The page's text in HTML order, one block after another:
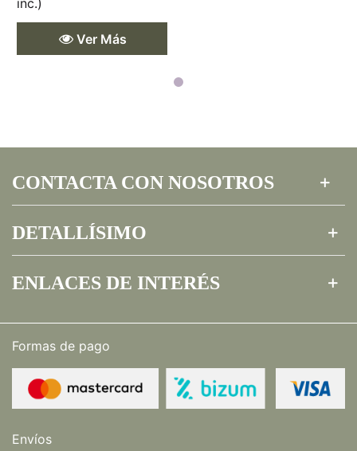
inc.)
Ver Más
CONTACTA CON NOSOTROS
DETALLÍSIMO
ENLACES DE INTERÉS
Formas de pago
Envíos